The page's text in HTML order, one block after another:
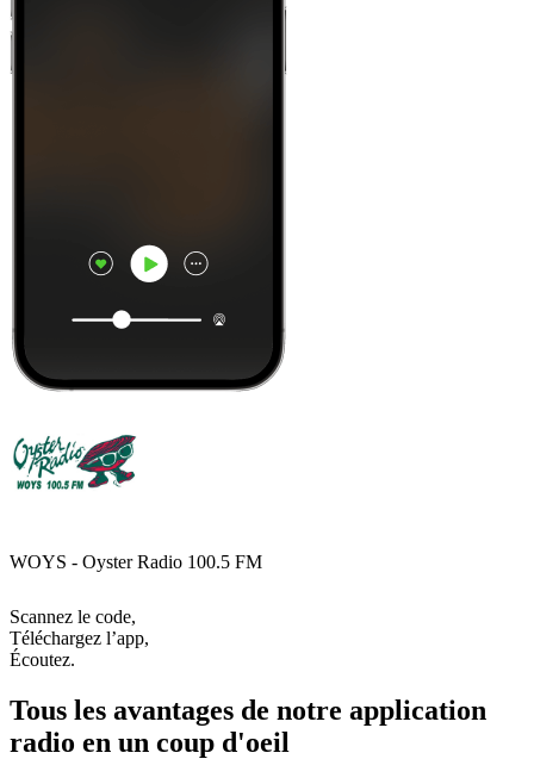
WOYS - Oyster Radio 100.5 FM
Scannez le code,
Téléchargez l’app,
Écoutez.
Tous les avantages de notre application
radio en un coup d'oeil